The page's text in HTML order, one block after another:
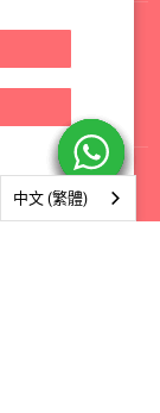
中文 (繁體)